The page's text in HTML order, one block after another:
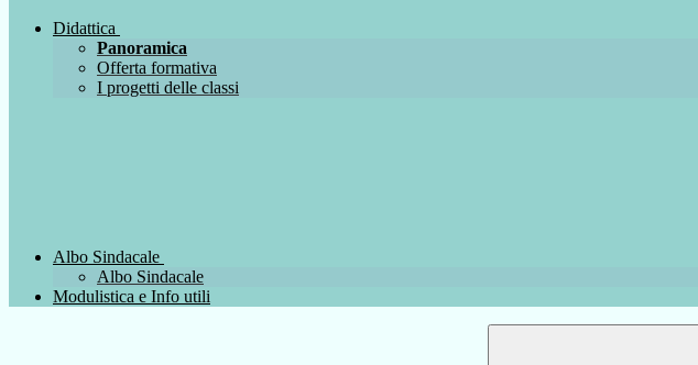
Didattica
Panoramica
Offerta formativa
I progetti delle classi
Albo Sindacale
Albo Sindacale
Modulistica e Info utili